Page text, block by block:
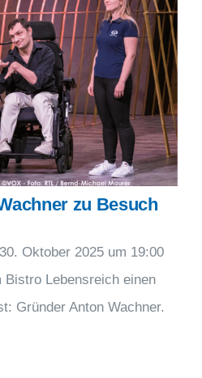
zu Besuch
Oktober 2025 um 19:00
Bistro Lebensreich einen
Gründer Anton Wachner.